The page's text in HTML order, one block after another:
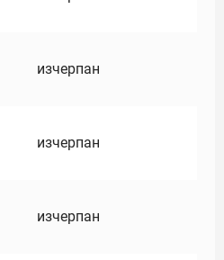
изчерпан
изчерпан
изчерпан